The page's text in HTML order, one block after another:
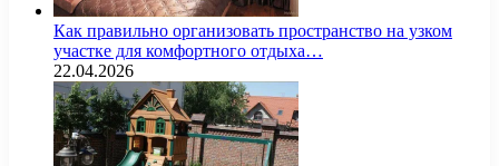
Как правильно организовать пространство на узком
участке для комфортного отдыха…
22.04.2026